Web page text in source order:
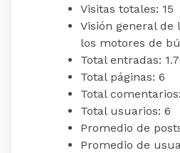
Visitas totales: 15
Visión general de
los motores de
Total entradas:
Total páginas: 6
Total comentarios:
Total usuarios: 6
Promedio de
Promedio de